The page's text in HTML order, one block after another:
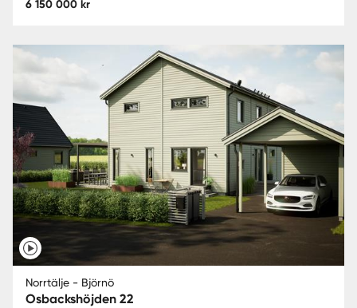
6 150 000 kr
Norrtälje - Björnö
Osbackshöjden 22